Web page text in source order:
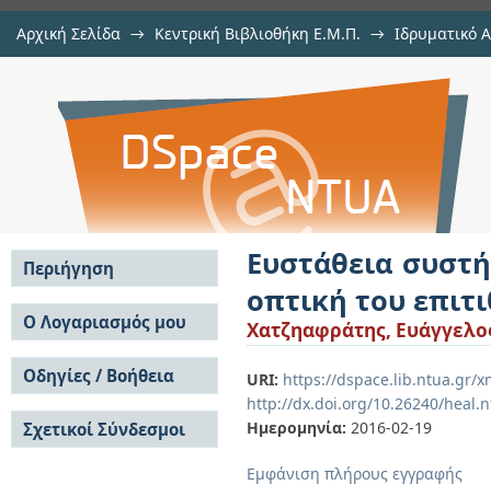
Αρχική Σελίδα → Κεντρική Βιβλιοθήκη Ε.Μ.Π. → Ιδρυματικό
Ευστάθεια συστήματος με
επιτιθέμενου
Ευστάθεια
οπτική του
Χατζηαφράτης,
URI: https://dspace.lib.ntua.gr/
http://dx.doi.org/10.26240/
Ημερομηνία: 2016-02-19
Εμφάνιση πλήρους εγγραφής
Περιήγηση
Σε όλο το DSpace
Κοινότητες & Συλλογές
Ανά Ημερομηνία
Έκδοσης
Συγγραφείς
Τίτλοι
Θέματα
Ο Λογαριασμός μου
Σύνδεση
Εγγραφή
Οδηγίες / Βοήθεια
Οδηγίες Υποβολής
Οδηγίες Χρήσης ΙΑ
Συχνές Ερωτήσεις
Σχετικοί Σύνδεσμοι